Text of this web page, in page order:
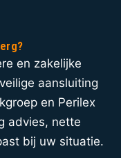
en zakelijke
aansluiting
en Perilex
advies, nette
bij uw situatie.